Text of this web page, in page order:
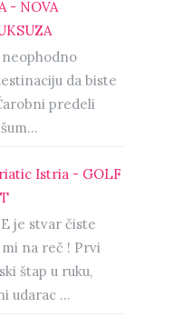
- NOVA
da biste
predeli
Istria - GOLF
je stvar čiste
na reč ! Prvi
štap u ruku,
udarac ...